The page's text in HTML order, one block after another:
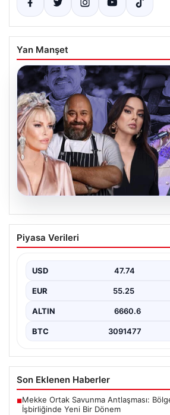
Yan Manşet
06.08.2026
MASAK’tan Ahbap
Hangi ünlü ne kadar bağış
Bağışları ve Paranın Akibeti",
kamuoyunun…
Piyasa Verileri
USD 47.74
EUR 55.25
ALTIN 6660.6
BTC 3091477
Son Eklenen Haberler
■Mekke Ortak Savunma Antlaşması:
İşbirliğinde Yeni Bir Dönem